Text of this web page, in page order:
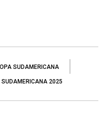
SUDAMERICANA
SUDAMERICANA 2025